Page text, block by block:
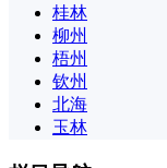
桂林
柳州
梧州
钦州
北海
玉林